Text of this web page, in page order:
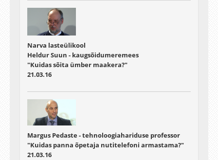
Narva lasteülikool
Heldur Suun - kaugsõidumeremees
"Kuidas sõita ümber maakera?"
21.03.16
Margus Pedaste - tehnoloogiahariduse professor
"Kuidas panna õpetaja nutitelefoni armastama?"
21.03.16